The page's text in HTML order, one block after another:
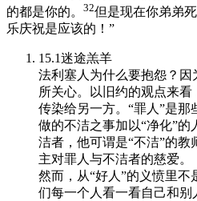
的都是你的。 32但是现在你弟弟
乐庆祝是应该的！”
15.1迷途羔羊
法利塞人为什么要抱怨？
所关心。以旧约的观点来
传染给另一方。“罪人”是
做的不洁之事加以“净化”
洁者，他可谓是“不洁”的
主对罪人与不洁者的慈爱。
然而，从“好人”的义愤里
们每一个人看一看自己和